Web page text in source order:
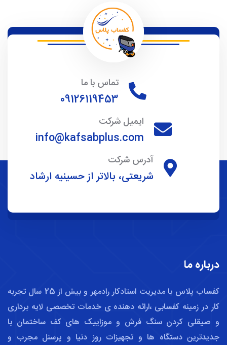
تماس با ما
09126119453
ایمیل شرکت
info@kafsabplus.com
آدرس شرکت
شریعتی، بالاتر از حسینیه ارشاد
درباره ما
کفساب پلاس با مدیریت استادکار رادمهر و بیش از 25 سال تجربه
کار در زمینه کفسابی ،ارائه دهنده ی خدمات تخصصی لایه برداری
و صیقلی کردن سنگ فرش و موزاییک های کف ساختمان با
جدیدترین دستگاه ها و تجهیزات روز دنیا و پرسنل مجرب و